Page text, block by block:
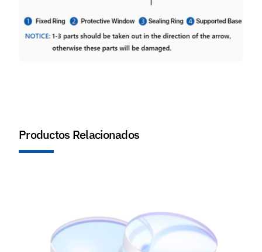
Productos Relacionados